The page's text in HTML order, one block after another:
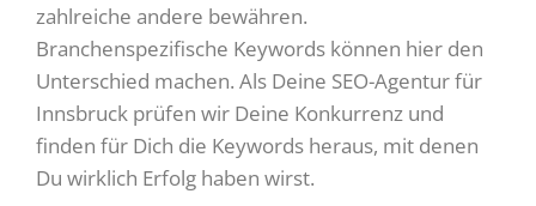
zahlreiche andere bewähren.
Branchenspezifische Keywords können hier den
Unterschied machen. Als Deine SEO-Agentur für
Innsbruck prüfen wir Deine Konkurrenz und
finden für Dich die Keywords heraus, mit denen
Du wirklich Erfolg haben wirst.